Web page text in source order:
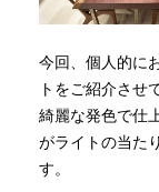
今回、個人的に
トをご紹介させ
綺麗な発色で仕
がライトの当た
す。